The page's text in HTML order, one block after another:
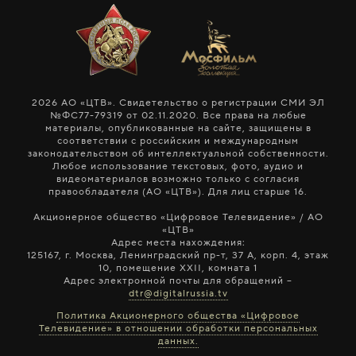
2026 АО «ЦТВ». Свидетельство о регистрации СМИ ЭЛ
№ФС77-79319 от 02.11.2020. Все права на любые
материалы, опубликованные на сайте, защищены в
соответствии с российским и международным
законодательством об интеллектуальной собственности.
Любое использование текстовых, фото, аудио и
видеоматериалов возможно только с согласия
правообладателя (АО «ЦТВ»). Для лиц старше 16.
Акционерное общество «Цифровое Телевидение» / АО
«ЦТВ»
Адрес места нахождения:
125167, г. Москва, Ленинградский пр-т, 37 А, корп. 4, этаж
10, помещение XXII, комната 1
Адрес электронной почты для обращений –
dtr@digitalrussia.tv
Политика Акционерного общества «Цифровое
Телевидение» в отношении обработки персональных
данных.